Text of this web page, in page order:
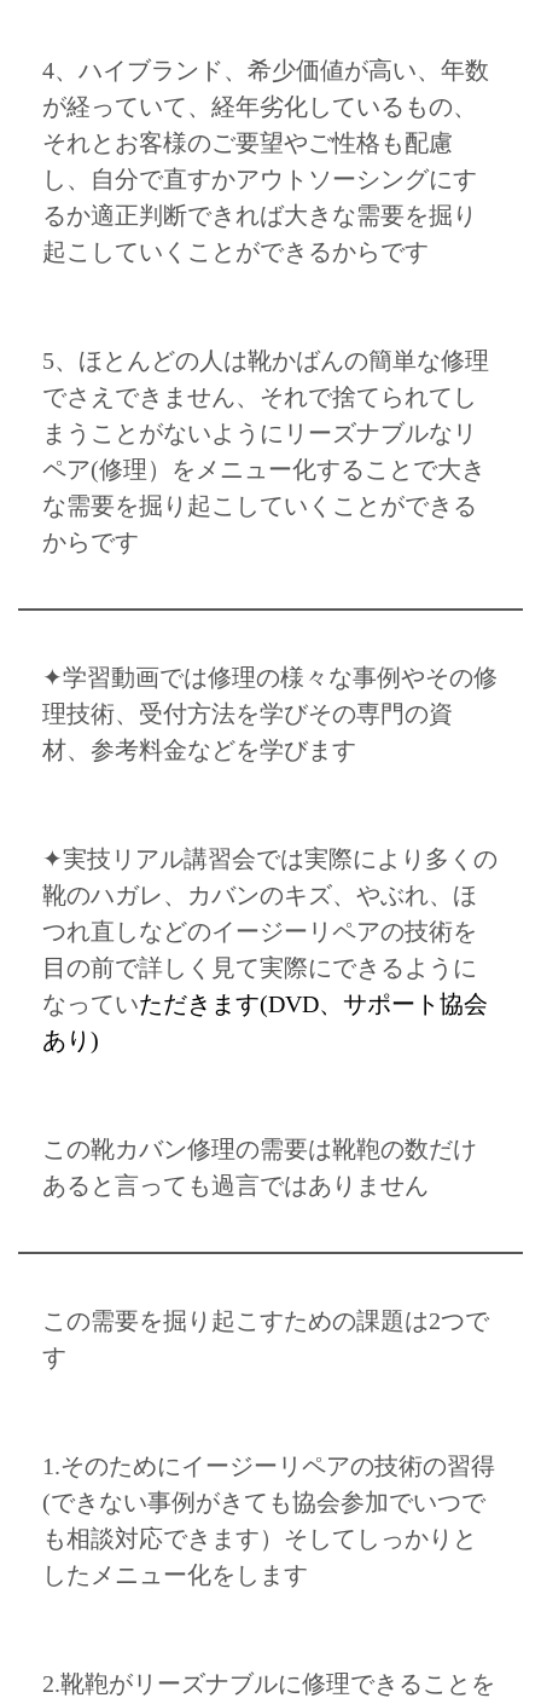
4、ハイブランド、希少価値が高い、年数
が経っていて、経年劣化しているもの、
それとお客様のご要望やご性格も配慮
し、自分で直すかアウトソーシングにす
るか適正判断できれば大きな需要を掘り
起こしていくことができるからです
5、ほとんどの人は靴かばんの簡単な修理
でさえできません、それで捨てられてし
まうことがないようにリーズナブルなリ
ペア(修理）をメニュー化することで大き
な需要を掘り起こしていくことができる
からです
✦学習動画では修理の様々な事例やその修
理技術、受付方法を学びその専門の資
材、参考料金などを学びます
✦実技リアル講習会では実際により多くの
靴のハガレ、カバンのキズ、やぶれ、ほ
つれ直しなどのイージーリペアの技術を
目の前で詳しく見て実際にできるように
なっていただきます(DVD、サポート協会
あり)
この靴カバン修理の需要は靴鞄の数だけ
あると言っても過言ではありません
この需要を掘り起こすための課題は2つで
す
1.そのためにイージーリペアの技術の習得
(できない事例がきても協会参加でいつで
も相談対応できます）そしてしっかりと
したメニュー化をします
2.靴鞄がリーズナブルに修理できることを